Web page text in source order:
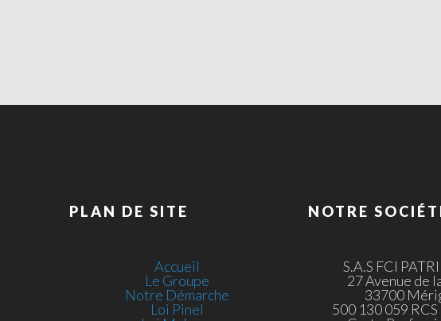
PLAN DE SITE
Accueil
Le Groupe
Notre Démarche
Loi Pinel
NOTRE
S.A.S FCI
27 Avenue de
33700
500 130 059